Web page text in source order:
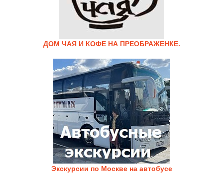
ДОМ ЧАЯ И КОФЕ НА ПРЕОБРАЖЕНКЕ.
Экскурсии по Москве на автобусе